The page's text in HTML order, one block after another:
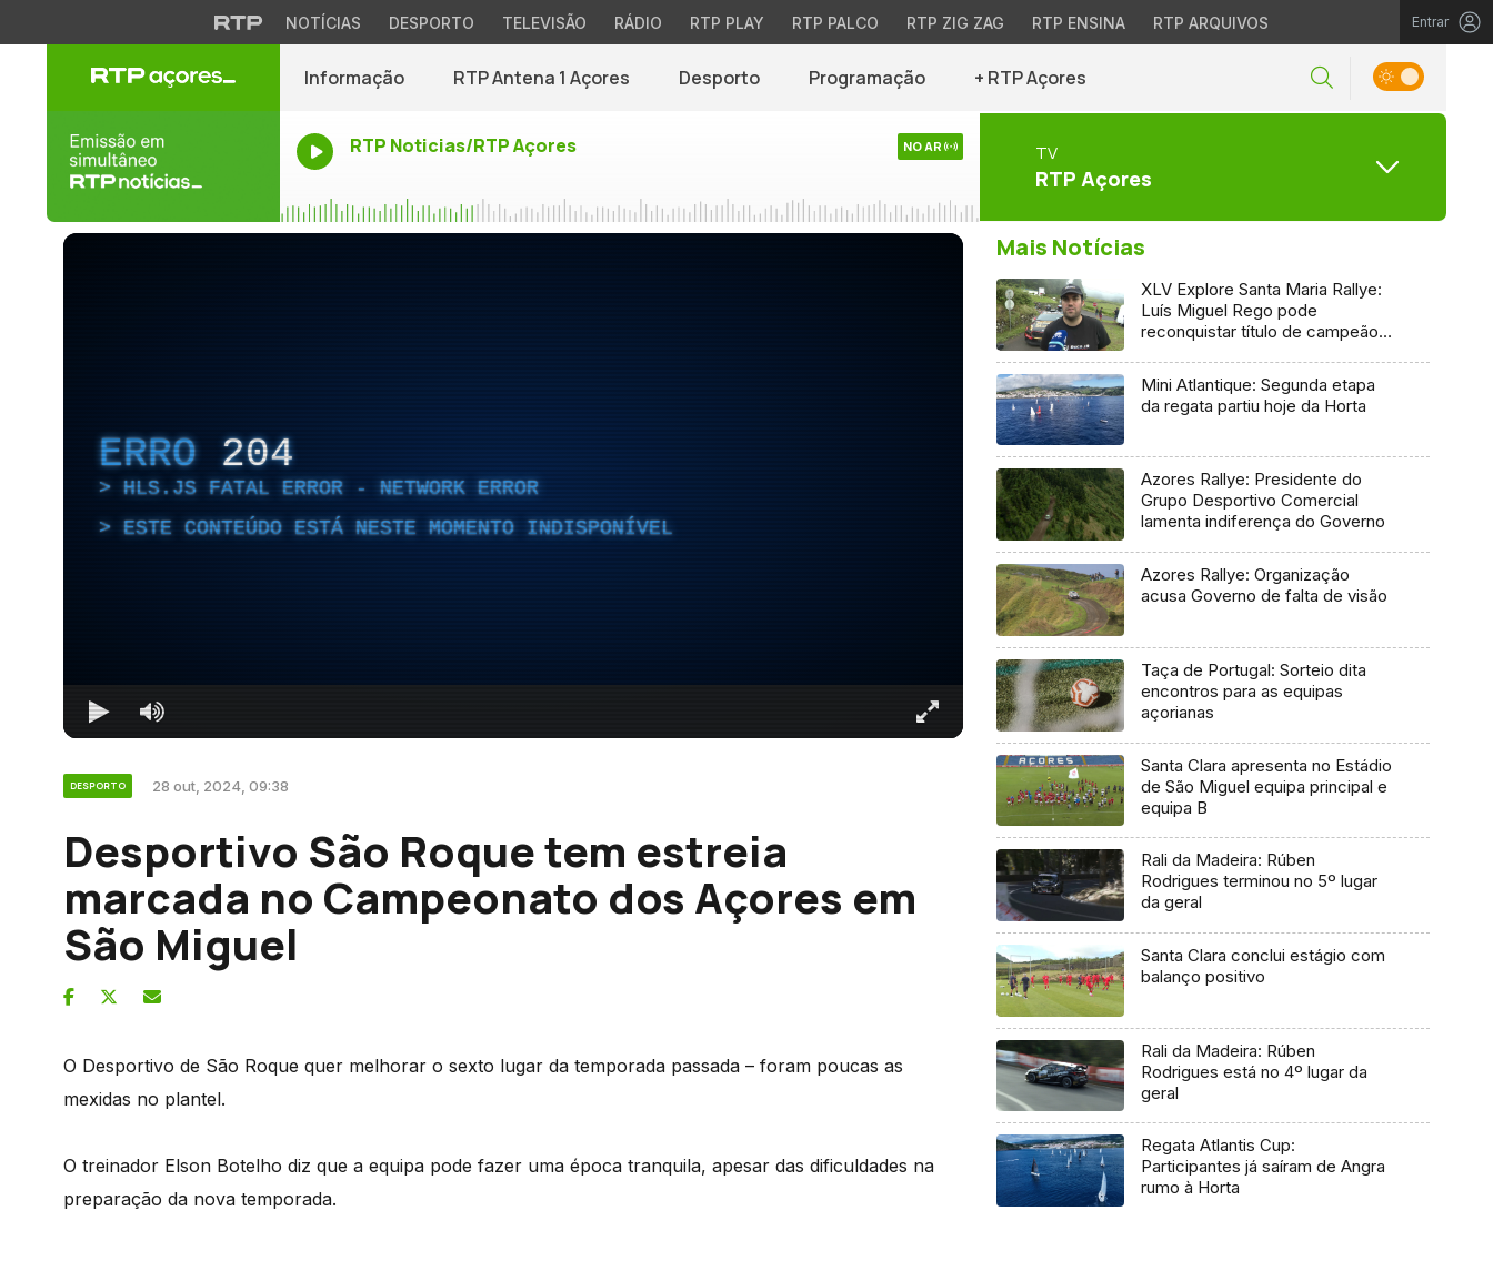
NOTÍCIAS DESPORTO TELEVISÃO RÁDIO RTP PLAY RTP PALCO RTP ZIG ZAG RTP ENSINA RTP ARQUIVOS Entrar
Informação RTP Antena 1 Açores Desporto Programação + RTP Açores
RTP Noticias/RTP Açores NO AR TV
RTP Açores
ERRO 204
HLS.JS FATAL ERROR - NETWORK ERROR
ESTE CONTEÚDO ESTÁ NESTE MOMENTO INDISPONÍVEL
DESPORTO 28 out, 2024, 09:38
Desportivo São Roque tem estreia
marcada no Campeonato dos Açores em
São Miguel
O Desportivo de São Roque quer melhorar o sexto lugar da temporada passada – foram poucas as
mexidas no plantel.
O treinador Elson Botelho diz que a equipa pode fazer uma época tranquila, apesar das dificuldades na
preparação da nova temporada.
Mais Notícias
XLV Explore Santa Maria Rallye:
Luís Miguel Rego pode
reconquistar título de campeão
Mini Atlantique: Segunda etapa
da regata partiu hoje da Horta
Azores Rallye: Presidente do
Grupo Desportivo Comercial
lamenta indiferença do Governo
Azores Rallye: Organização
acusa Governo de falta de visão
Taça de Portugal: Sorteio dita
encontros para as equipas
açorianas
Santa Clara apresenta no Estádio
de São Miguel equipa principal e
equipa B
Rali da Madeira: Rúben
Rodrigues terminou no 5º lugar
da geral
Santa Clara conclui estágio com
balanço positivo
Rali da Madeira: Rúben
Rodrigues está no 4º lugar da
geral
Regata Atlantis Cup:
Participantes já saíram de Angra
rumo à Horta